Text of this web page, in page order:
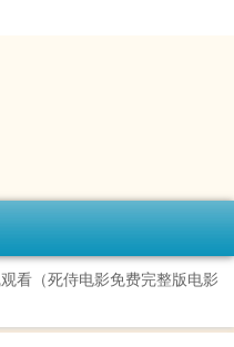
看（死侍电影免费完整版电影